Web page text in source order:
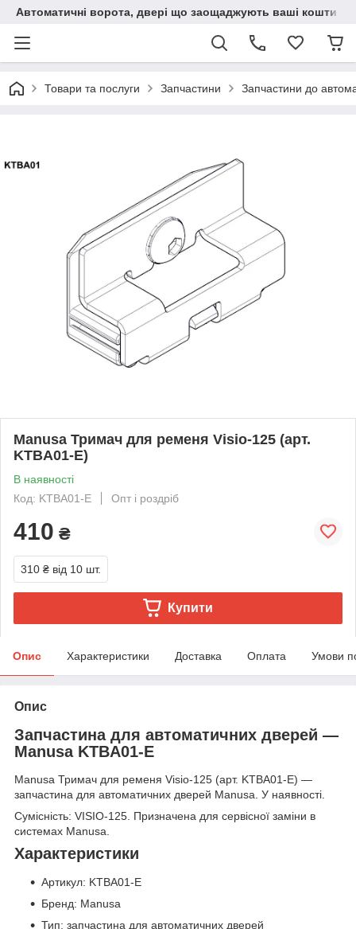
Автоматичні ворота, двері що заощаджують ваші кошти
Товари та послуги Запчастини Запчастини до
Manusa Тримач для ременя Visio-125 (арт.
KTBA01-E)
В наявності
Код: KTBA01-E
Опт і роздріб
410 ₴
310 ₴ від 10 шт.
Купити
Опис Характеристики Доставка Оплата Умови
Опис
Запчастина для автоматичних дверей —
Manusa KTBA01-E
Manusa Тримач для ременя Visio-125 (арт. KTBA01-E) —
запчастина для автоматичних дверей Manusa. У наявності.
Сумісність: VISIO-125. Призначена для сервісної заміни в
системах Manusa.
Характеристики
Артикул: KTBA01-E
Бренд: Manusa
Тип: запчастина для автоматичних дверей